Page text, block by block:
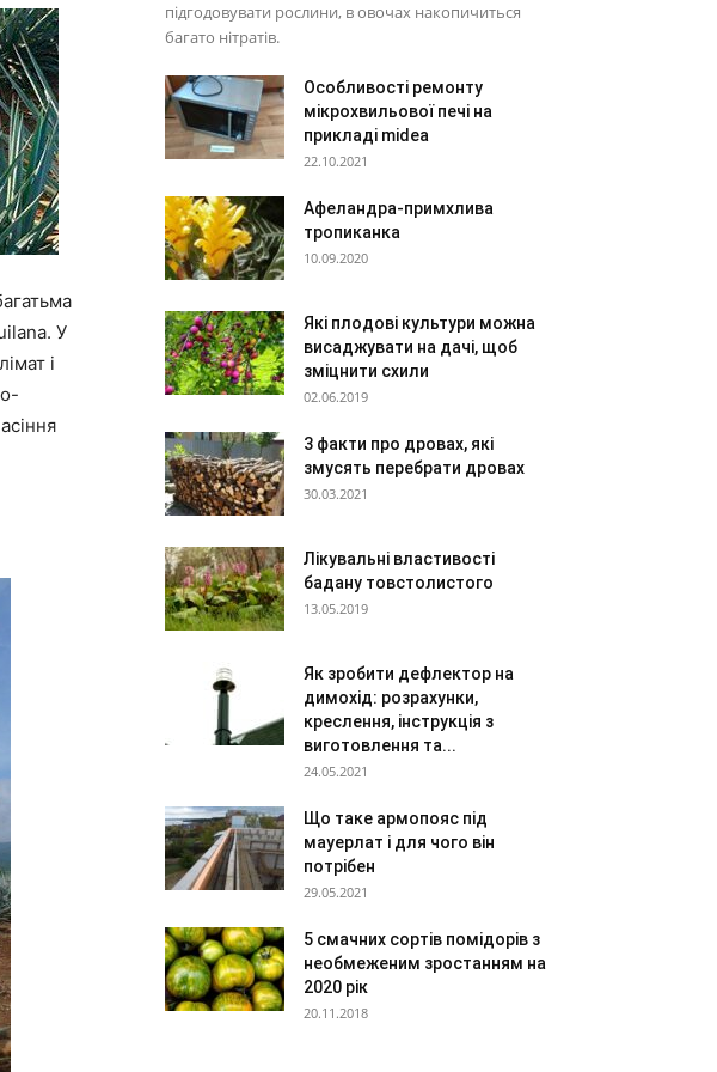
У
і
підгодовувати рослини, в овочах накопичиться
багато нітратів.
Особливості ремонту
мікрохвильової печі на
прикладі midea
22.10.2021
Афеландра-примхлива
тропиканка
10.09.2020
Які плодові культури можна
висаджувати на дачі, щоб
зміцнити схили
02.06.2019
3 факти про дровах, які
змусять перебрати дровах
30.03.2021
Лікувальні властивості
бадану товстолистого
13.05.2019
Як зробити дефлектор на
димохід: розрахунки,
креслення, інструкція з
виготовлення та...
24.05.2021
Що таке армопояс під
мауерлат і для чого він
потрібен
29.05.2021
5 смачних сортів помідорів з
необмеженим зростанням на
2020 рік
20.11.2018